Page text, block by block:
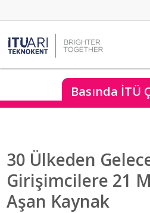
Basında İTÜ
30 Ülkeden
Girişimcilere 21
Aşan Kaynak